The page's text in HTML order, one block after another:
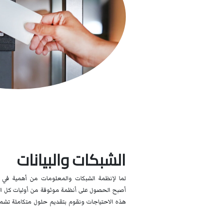
الشبكات والبيانات
لما لإنظمة الشبكات والمعلومات من أهمية في
أصبح الحصول على أنظمة موثوقة من أوليات كل
هذه الاحتياجات ونقوم بتقديم حلول متكاملة تشمل